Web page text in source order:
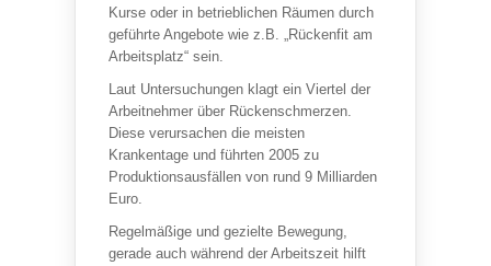
Kurse oder in betrieblichen Räumen durch
geführte Angebote wie z.B. „Rückenfit am
Arbeitsplatz“ sein.
Laut Untersuchungen klagt ein Viertel der
Arbeitnehmer über Rückenschmerzen.
Diese verursachen die meisten
Krankentage und führten 2005 zu
Produktionsausfällen von rund 9 Milliarden
Euro.
Regelmäßige und gezielte Bewegung,
gerade auch während der Arbeitszeit hilft